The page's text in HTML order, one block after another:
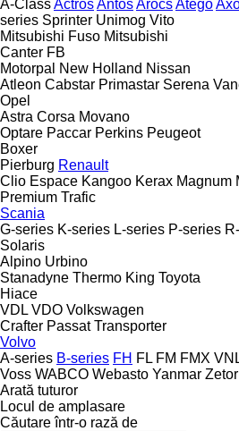
A-ClassActrosAntosArocsAtego
series Sprinter Unimog Vito
Mitsubishi Fuso Mitsubishi
Canter FB
Motorpal
New Holland Nissan
Atleon Cabstar Primastar Serena
Opel
Astra Corsa Movano
Optare Paccar Perkins Peugeot
Boxer
Pierburg Renault
Clio Espace Kangoo Kerax Magnum
Premium Trafic
Scania
G-series K-series L-series P-series
Solaris
Alpino Urbino
Stanadyne Thermo King Toyota
Hiace
VDL VDO Volkswagen
Crafter Passat Transporter
Volvo
A-series B-series FH FL FM FMX
Voss WABCO Webasto Yanmar Zetor
Arată tuturor
Locul de amplasare
Căutare într-o rază de